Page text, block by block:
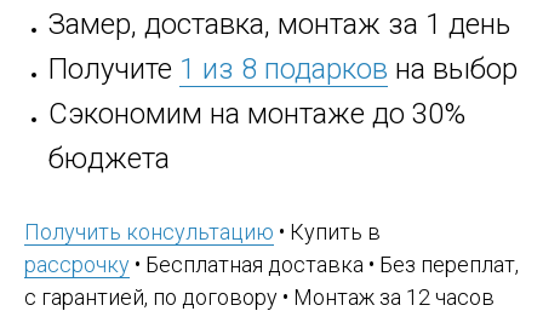
Замер, доставка, монтаж за 1 день
Получите 1 из 8 подарков на выбор
Сэкономим на монтаже до 30%
бюджета
Получить консультацию • Купить в
рассрочку • Бесплатная доставка • Без переплат,
с гарантией, по договору • Монтаж за 12 часов